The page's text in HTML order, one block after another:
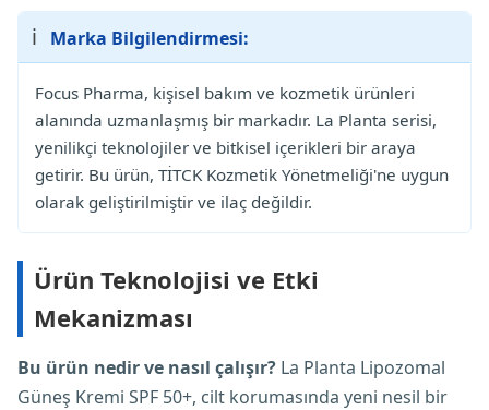
ℹ️ Marka Bilgilendirmesi:
Focus Pharma, kişisel bakım ve kozmetik ürünleri
alanında uzmanlaşmış bir markadır. La Planta serisi,
yenilikçi teknolojiler ve bitkisel içerikleri bir araya
getirir. Bu ürün, TİTCK Kozmetik Yönetmeliği'ne uygun
olarak geliştirilmiştir ve ilaç değildir.
Ürün Teknolojisi ve Etki
Mekanizması
Bu ürün nedir ve nasıl çalışır? La Planta Lipozomal
Güneş Kremi SPF 50+, cilt korumasında yeni nesil bir